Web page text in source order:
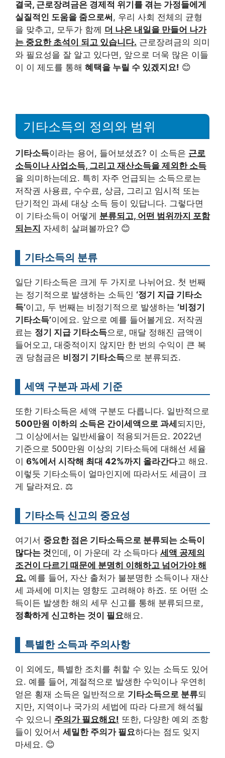
결국, 근로장려금은 경제적 위기를 겪는 가정들에게
실질적인 도움을 줌으로써 , 우리 사회 전체의 균형
을 맞추고, 모두가 함께 더 나은 내일을 만들어 나가
는 중요한 초석이 되고 있습니다. 근로장려금의 의미
와 필요성을 잘 알고 있다면, 앞으로 더욱 많은 이들
이 이 제도를 통해 혜택을 누릴 수 있겠지요! 😊
기타소득의 정의와 범위
기타소득이라는 용어, 들어보셨죠? 이 소득은 근로
소득이나 사업소득, 그리고 재산소득을 제외한 소득
을 의미하는데요. 특히 자주 언급되는 소득으로는
저작권 사용료, 수수료, 상금, 그리고 임시적 또는
단기적인 과세 대상 소득 등이 있답니다. 그렇다면
이 기타소득이 어떻게 분류되고, 어떤 범위까지 포함
되는지 자세히 살펴볼까요? 😊
기타소득의 분류
일단 기타소득은 크게 두 가지로 나뉘어요. 첫 번째
는 정기적으로 발생하는 소득인 ‘정기 지급 기타소
득’이고, 두 번째는 비정기적으로 발생하는 ‘비정기
기타소득’이에요. 앞으로 예를 들어볼게요. 저작권
료는 정기 지급 기타소득으로, 매달 정해진 금액이
들어오고, 대중적이지 않지만 한 번의 수익이 큰 복
권 당첨금은 비정기 기타소득으로 분류되죠.
세액 구분과 과세 기준
또한 기타소득은 세액 구분도 다릅니다. 일반적으로
500만원 이하의 소득은 간이세액으로 과세 되지만,
그 이상에서는 일반세율이 적용되거든요. 2022년
기준으로 500만원 이상의 기타소득에 대해선 세율
이 6%에서 시작해 최대 42%까지 올라간다고 해요.
이렇듯 기타소득이 얼마인지에 따라서도 세금이 크
게 달라져요. ⚖️
기타소득 신고의 중요성
여기서 중요한 점은 기타소득으로 분류되는 소득이
많다는 것 인데, 이 가운데 각 소득마다 세액 공제의
조건이 다르기 때문에 분명히 이해하고 넘어가야 해
요. 예를 들어, 자산 출처가 불분명한 소득이나 재산
세 과세에 미치는 영향도 고려해야 하죠. 또 어떤 소
득이든 발생한 해의 세무 신고를 통해 분류되므로,
정확하게 신고하는 것이 필요해요.
특별한 소득과 주의사항
이 외에도, 특별한 조치를 취할 수 있는 소득도 있어
요. 예를 들어, 계절적으로 발생한 수익이나 우연히
얻은 횡재 소득은 일반적으로 기타소득으로 분류되
지만, 지역이나 국가의 세법에 따라 다르게 해석될
수 있으니 주의가 필요해요! 또한, 다양한 예외 조항
들이 있어서 세밀한 주의가 필요하다는 점도 잊지
마세요. 😊